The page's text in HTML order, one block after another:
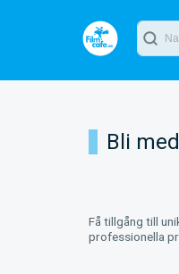
Bli
Få tillgång till
professionella